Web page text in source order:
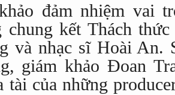
đảm nhiệm vai
chung kết Thách
và nhạc sĩ Hoài An.
giám khảo Đoan
tài của những